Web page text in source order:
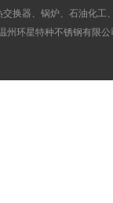
换器、锅炉、石油化
州环星特种不锈钢有限